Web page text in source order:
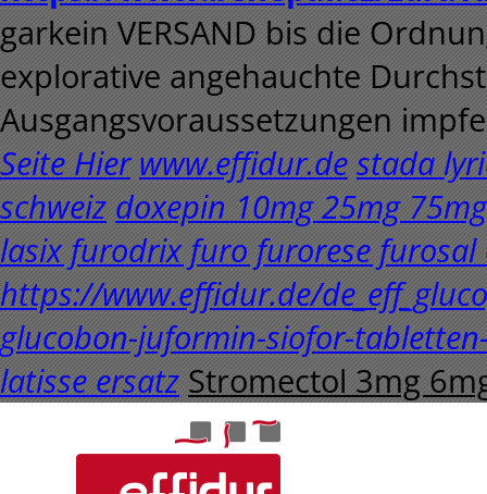
garkein VERSAND bis die
explorative angehauchte
Ausgangsvoraussetzungen
Seite Hier www.effidur.de stada
schweiz doxepin 10mg 25mg
lasix furodrix furo furorese furosal
https://www.effidur.de/
glucobon-juformin-siofor-
latisse ersatz Stromectol 3mg